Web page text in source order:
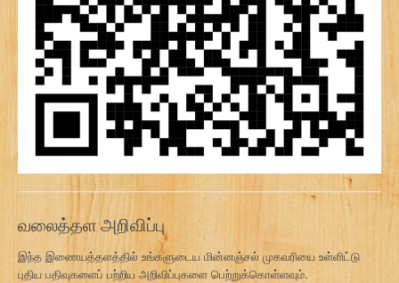
வலைத்தள அறிவிப்பு
இந்த இணையத்தளத்தில் உங்களுடைய மின்னஞ்சல் முகவரியை உள்ளிட்டு
புதிய பதிவுகளைப் பற்றிய அறிவிப்புகளை பெற்றுக்கொள்ளவும்.